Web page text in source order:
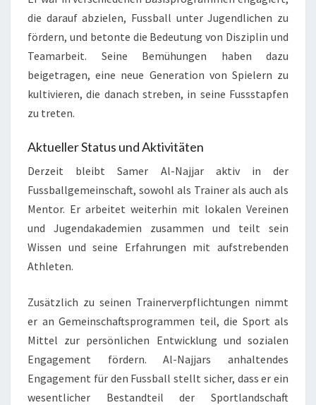
die darauf abzielen, Fussball unter Jugendlichen zu
fördern, und betonte die Bedeutung von Disziplin und
Teamarbeit. Seine Bemühungen haben dazu
beigetragen, eine neue Generation von Spielern zu
kultivieren, die danach streben, in seine Fussstapfen
zu treten.
Aktueller Status und Aktivitäten
Derzeit bleibt Samer Al-Najjar aktiv in der
Fussballgemeinschaft, sowohl als Trainer als auch als
Mentor. Er arbeitet weiterhin mit lokalen Vereinen
und Jugendakademien zusammen und teilt sein
Wissen und seine Erfahrungen mit aufstrebenden
Athleten.
Zusätzlich zu seinen Trainerverpflichtungen nimmt
er an Gemeinschaftsprogrammen teil, die Sport als
Mittel zur persönlichen Entwicklung und sozialen
Engagement fördern. Al-Najjars anhaltendes
Engagement für den Fussball stellt sicher, dass er ein
wesentlicher Bestandteil der Sportlandschaft